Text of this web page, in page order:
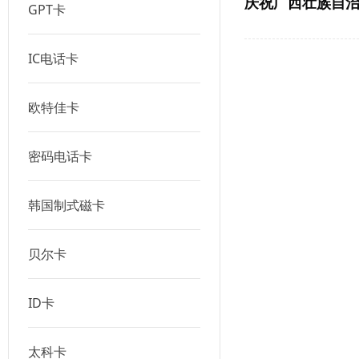
GPT卡
IC电话卡
欧特佳卡
密码电话卡
韩国制式磁卡
贝尔卡
ID卡
太科卡